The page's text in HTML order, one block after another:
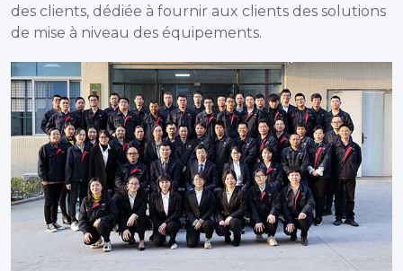
des clients, dédiée à fournir aux clients des solutions
de mise à niveau des équipements.